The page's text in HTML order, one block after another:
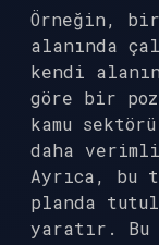
Örneğin,
alanında
kendi
göre bir
kamu
daha
Ayrıca, bu
planda
yaratır. Bu